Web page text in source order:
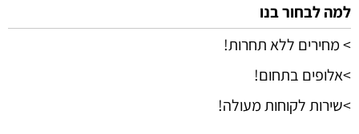
למה לבחור בנו
> מחירים ללא תחרות!
>אלופים בתחום!
>שירות לקוחות מעולה!